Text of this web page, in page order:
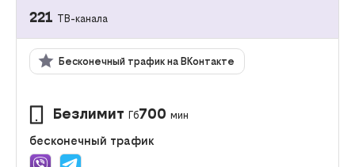
221 ТВ-канала
Бесконечный трафик на ВКонтакте
Безлимит Гб700 мин
бесконечный трафик